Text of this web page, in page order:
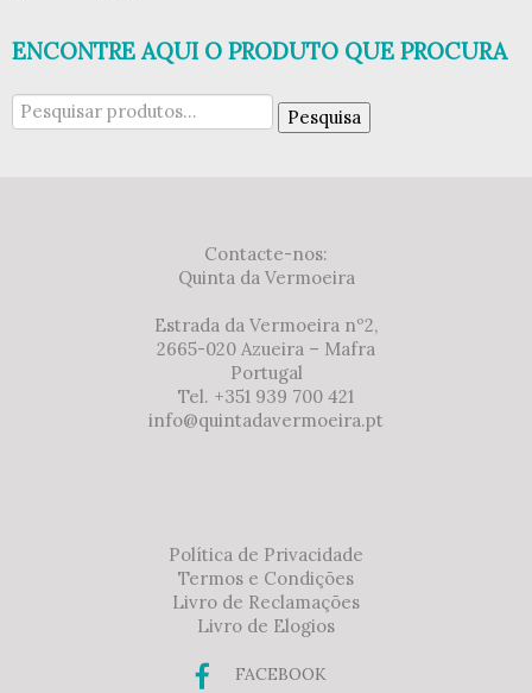
ENCONTRE AQUI O PRODUTO QUE PROCURA
Pesquisar
por:
Pesquisa
Contacte-nos:
Quinta da Vermoeira
Estrada da Vermoeira nº2,
2665-020 Azueira – Mafra
Portugal
Tel. +351 939 700 421
info@quintadavermoeira.pt
Política de Privacidade
Termos e Condições
Livro de Reclamações
Livro de Elogios
FACEBOOK